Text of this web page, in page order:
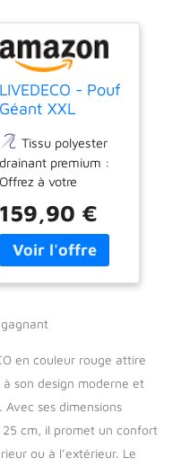
LIVEDECO - Pouf
Géant XXL
Flottant pour
Piscine, Rouge
Pool BiG52
Tissu polyester
drainant premium :
Offrez à votre
d'élégance avec ce
tissu polyester de
qualité supérieure,
Parfaitement
quotidienne, il assure
un confort optimal
tout en facilitant
l'évacuation de l'eau,
159,90 €
en couleur rouge attire
son design moderne et
ses dimensions
cm, il promet un confort
ou à l’extérieur. Le